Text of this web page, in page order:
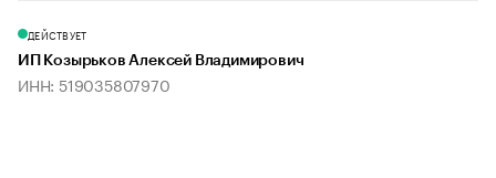
ДЕЙСТВУЕТ
ИП Козырьков Алексей Владимирович
ИНН: 519035807970